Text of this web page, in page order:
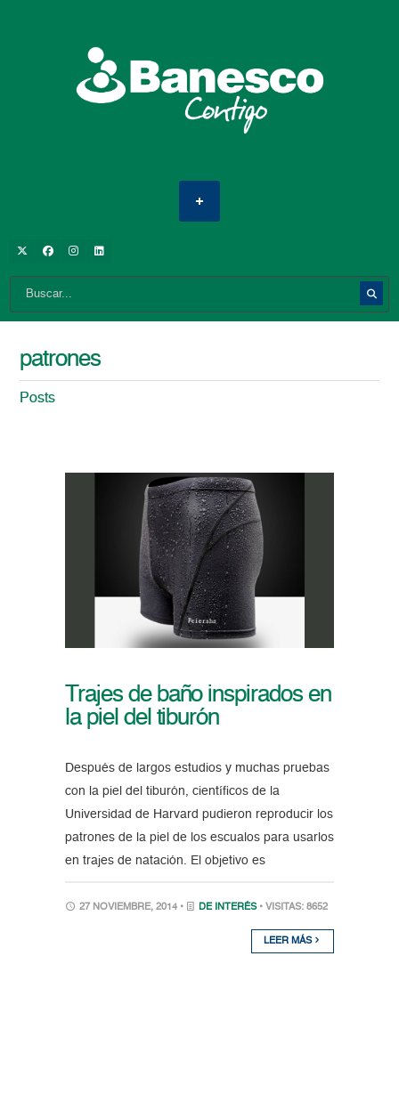
patrones
Posts
Trajes de baño inspirados en
la piel del tiburón
Después de largos estudios y muchas pruebas
con la piel del tiburón, científicos de la
Universidad de Harvard pudieron reproducir los
patrones de la piel de los escualos para usarlos
en trajes de natación. El objetivo es
27 NOVIEMBRE, 2014 • DE INTERÉS • VISITAS: 8652
LEER MÁS